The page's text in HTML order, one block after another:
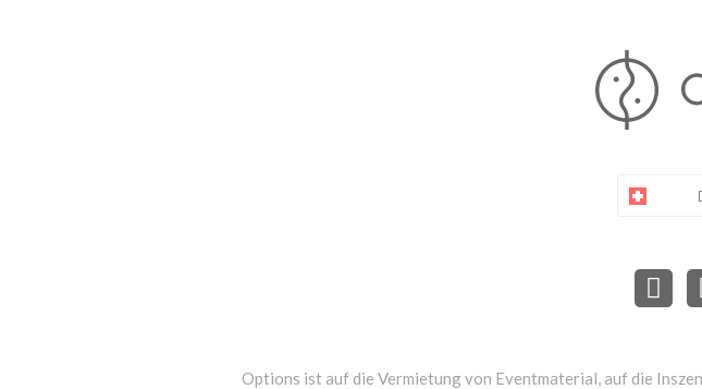
Options ist auf die Vermietung von Eventmaterial, auf die